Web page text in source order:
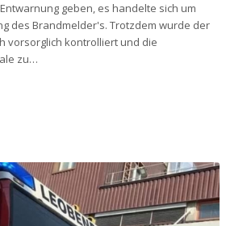
geben, es handelte sich um
des Brandmelder's. Trotzdem wurde der
vorsorglich kontrolliert und die
zu…